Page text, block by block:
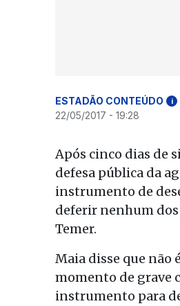
ESTADÃO CONTEÚDO i
22/05/2017 - 19:28
Após cinco dias de
defesa pública da
instrumento de
deferir nenhum
Temer.
Maia disse que não
momento de grave
instrumento para